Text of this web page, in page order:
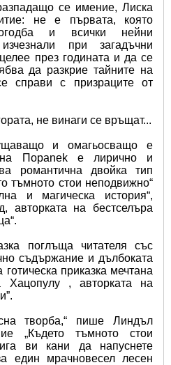
се имение, Лиска
не е първата, която
и всички нейни
при загадъчни
през годината и да се
да разкрие тайните на
справи с призраците от
не винаги се връщат...
и омагьосващо е
на Пораnek е лирично и
романтична двойка тип
тъмното стои неподвижно“
и магическа история“,
авторката на бестселъра
поглъща читателя със
съдържание и дълбоката
приказка мечтана
Хацопулу , авторката на
творба,“ пише Линдъл
„Където тъмното стои
ви кани да напуснете
един мрачновесел лесен